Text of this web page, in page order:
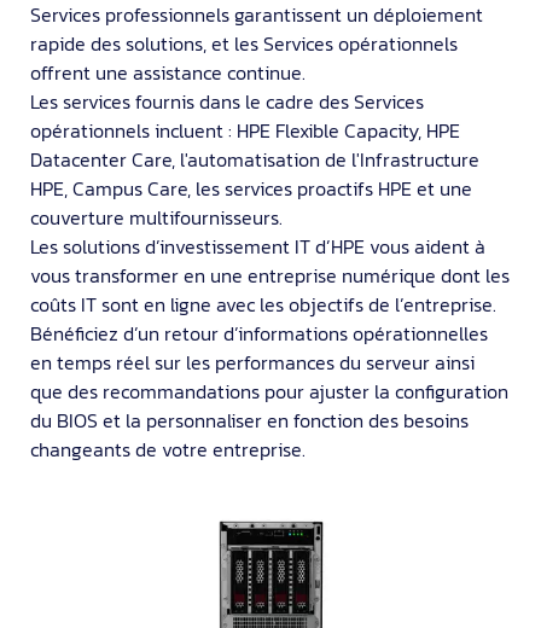
Services professionnels garantissent un déploiement
rapide des solutions, et les Services opérationnels
offrent une assistance continue.
Les services fournis dans le cadre des Services
opérationnels incluent : HPE Flexible Capacity, HPE
Datacenter Care, l'automatisation de l'Infrastructure
HPE, Campus Care, les services proactifs HPE et une
couverture multifournisseurs.
Les solutions d’investissement IT d’HPE vous aident à
vous transformer en une entreprise numérique dont les
coûts IT sont en ligne avec les objectifs de l’entreprise.
Bénéficiez d’un retour d’informations opérationnelles
en temps réel sur les performances du serveur ainsi
que des recommandations pour ajuster la configuration
du BIOS et la personnaliser en fonction des besoins
changeants de votre entreprise.